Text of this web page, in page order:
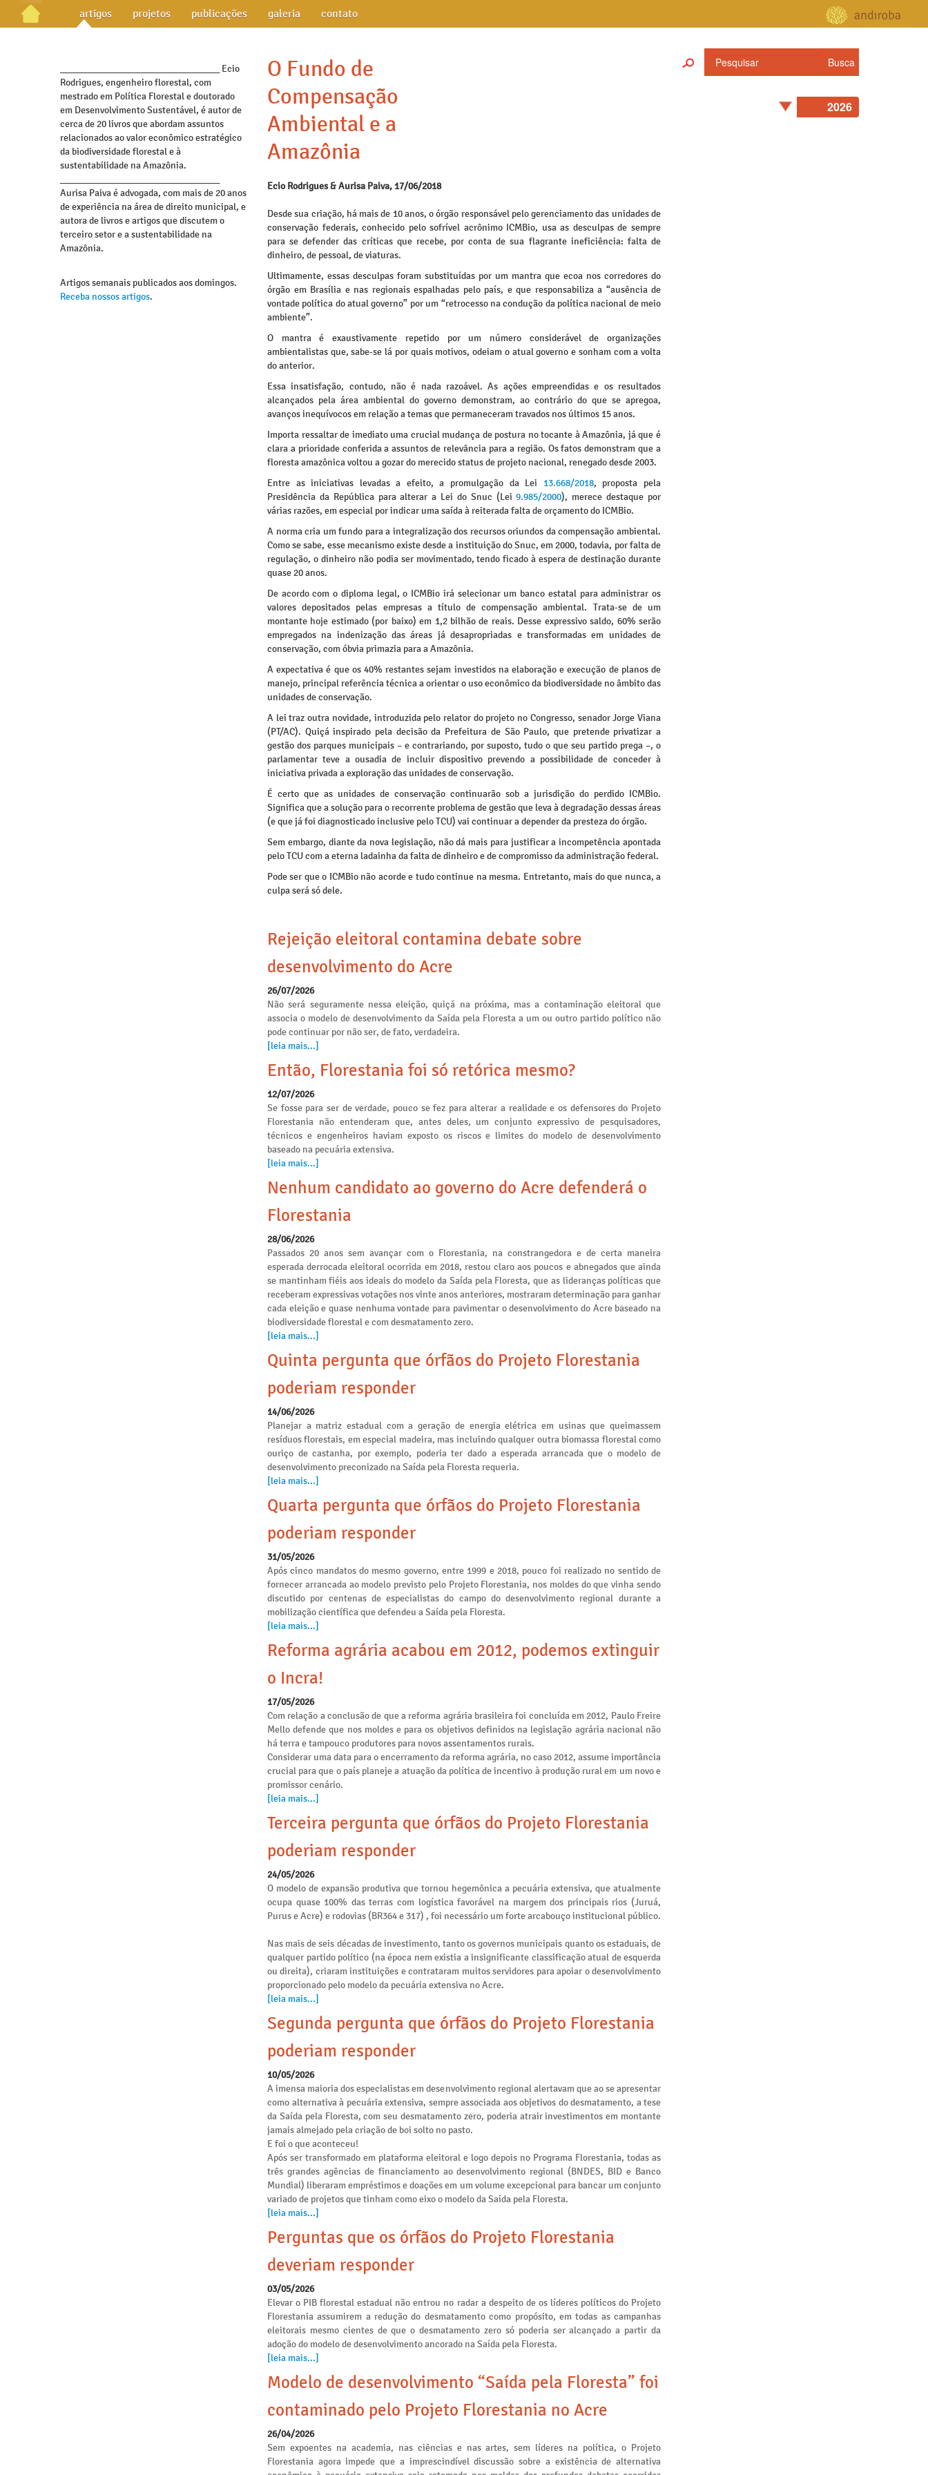
artigos projetos publicações galeria contato
_________________________________ Ecio
Rodrigues, engenheiro florestal, com
mestrado em Política Florestal e doutorado
em Desenvolvimento Sustentável, é autor de
cerca de 20 livros que abordam assuntos
relacionados ao valor econômico estratégico
da biodiversidade florestal e à
sustentabilidade na Amazônia.
Aurisa Paiva é advogada, com mais de 20 anos
de experiência na área de direito municipal, e
autora de livros e artigos que discutem o
terceiro setor e a sustentabilidade na
Amazônia.
Artigos semanais publicados aos domingos.
Receba nossos artigos.
O Fundo de
Compensação
Ambiental e a
Amazônia
Ecio Rodrigues & Aurisa Paiva, 17/06/2018
Desde sua criação, há mais de 10 anos, o órgão responsável pelo gerenciamento das unidades de
conservação federais, conhecido pelo sofrível acrônimo ICMBio, usa as desculpas de sempre
para se defender das críticas que recebe, por conta de sua flagrante ineficiência: falta de
dinheiro, de pessoal, de viaturas.
Ultimamente, essas desculpas foram substituídas por um mantra que ecoa nos corredores do
órgão em Brasília e nas regionais espalhadas pelo país, e que responsabiliza a “ausência de
vontade política do atual governo” por um “retrocesso na condução da política nacional de meio
ambiente”.
O mantra é exaustivamente repetido por um número considerável de organizações
ambientalistas que, sabe-se lá por quais motivos, odeiam o atual governo e sonham com a volta
do anterior.
Essa insatisfação, contudo, não é nada razoável. As ações empreendidas e os resultados
alcançados pela área ambiental do governo demonstram, ao contrário do que se apregoa,
avanços inequívocos em relação a temas que permaneceram travados nos últimos 15 anos.
Importa ressaltar de imediato uma crucial mudança de postura no tocante à Amazônia, já que é
clara a prioridade conferida a assuntos de relevância para a região. Os fatos demonstram que a
floresta amazônica voltou a gozar do merecido status de projeto nacional, renegado desde 2003.
Entre as iniciativas levadas a efeito, a promulgação da Lei 13.668/2018, proposta pela
Presidência da República para alterar a Lei do Snuc (Lei9.985/2000), merece destaque por
várias razões, em especial por indicar uma saída à reiterada falta de orçamento do ICMBio.
A norma cria um fundo para a integralização dos recursos oriundos da compensação ambiental.
Como se sabe, esse mecanismo existe desde a instituição do Snuc, em 2000, todavia, por falta de
regulação, o dinheiro não podia ser movimentado, tendo ficado à espera de destinação durante
quase 20 anos.
De acordo com o diploma legal, o ICMBio irá selecionar um banco estatal para administrar os
valores depositados pelas empresas a título de compensação ambiental. Trata-se de um
montante hoje estimado (por baixo) em 1,2 bilhão de reais. Desse expressivo saldo, 60% serão
empregados na indenização das áreas já desapropriadas e transformadas em unidades de
conservação, com óbvia primazia para a Amazônia.
A expectativa é que os 40% restantes sejam investidos na elaboração e execução de planos de
manejo, principal referência técnica a orientar o uso econômico da biodiversidade no âmbito das
unidades de conservação.
A lei traz outra novidade, introduzida pelo relator do projeto no Congresso, senador Jorge Viana
(PT/AC). Quiçá inspirado pela decisão da Prefeitura de São Paulo, que pretende privatizar a
gestão dos parques municipais – e contrariando, por suposto, tudo o que seu partido prega –, o
parlamentar teve a ousadia de incluir dispositivo prevendo a possibilidade de conceder à
iniciativa privada a exploração das unidades de conservação.
É certo que as unidades de conservação continuarão sob a jurisdição do perdido ICMBio.
Significa que a solução para o recorrente problema de gestão que leva à degradação dessas áreas
(e que já foi diagnosticado inclusive pelo TCU) vai continuar a depender da presteza do órgão.
Sem embargo, diante da nova legislação, não dá mais para justificar a incompetência apontada
pelo TCU com a eterna ladainha da falta de dinheiro e de compromisso da administração federal.
Pode ser que o ICMBio não acorde e tudo continue na mesma. Entretanto, mais do que nunca, a
culpa será só dele.
Rejeição eleitoral contamina debate sobre
desenvolvimento do Acre
26/07/2026
Não será seguramente nessa eleição, quiçá na próxima, mas a contaminação eleitoral que
associa o modelo de desenvolvimento da Saída pela Floresta a um ou outro partido político não
pode continuar por não ser, de fato, verdadeira.
[leia mais...]
Então, Florestania foi só retórica mesmo?
12/07/2026
Se fosse para ser de verdade, pouco se fez para alterar a realidade e os defensores do Projeto
Florestania não entenderam que, antes deles, um conjunto expressivo de pesquisadores,
técnicos e engenheiros haviam exposto os riscos e limites do modelo de desenvolvimento
baseado na pecuária extensiva.
[leia mais...]
Nenhum candidato ao governo do Acre defenderá o
Florestania
28/06/2026
Passados 20 anos sem avançar com o Florestania, na constrangedora e de certa maneira
esperada derrocada eleitoral ocorrida em 2018, restou claro aos poucos e abnegados que ainda
se mantinham fiéis aos ideais do modelo da Saída pela Floresta, que as lideranças políticas que
receberam expressivas votações nos vinte anos anteriores, mostraram determinação para ganhar
cada eleição e quase nenhuma vontade para pavimentar o desenvolvimento do Acre baseado na
biodiversidade florestal e com desmatamento zero.
[leia mais...]
Quinta pergunta que órfãos do Projeto Florestania
poderiam responder
14/06/2026
Planejar a matriz estadual com a geração de energia elétrica em usinas que queimassem
resíduos florestais, em especial madeira, mas incluindo qualquer outra biomassa florestal como
ouriço de castanha, por exemplo, poderia ter dado a esperada arrancada que o modelo de
desenvolvimento preconizado na Saída pela Floresta requeria.
[leia mais...]
Quarta pergunta que órfãos do Projeto Florestania
poderiam responder
31/05/2026
Após cinco mandatos do mesmo governo, entre 1999 e 2018, pouco foi realizado no sentido de
fornecer arrancada ao modelo previsto pelo Projeto Florestania, nos moldes do que vinha sendo
discutido por centenas de especialistas do campo do desenvolvimento regional durante a
mobilização científica que defendeu a Saída pela Floresta.
[leia mais...]
Reforma agrária acabou em 2012, podemos extinguir
o Incra!
17/05/2026
Com relação a conclusão de que a reforma agrária brasileira foi concluída em 2012, Paulo Freire
Mello defende que nos moldes e para os objetivos definidos na legislação agrária nacional não
há terra e tampouco produtores para novos assentamentos rurais.
Considerar uma data para o encerramento da reforma agrária, no caso 2012, assume importância
crucial para que o país planeje a atuação da política de incentivo à produção rural em um novo e
promissor cenário.
[leia mais...]
Terceira pergunta que órfãos do Projeto Florestania
poderiam responder
24/05/2026
O modelo de expansão produtiva que tornou hegemônica a pecuária extensiva, que atualmente
ocupa quase 100% das terras com logística favorável na margem dos principais rios (Juruá,
Purus e Acre) e rodovias (BR364 e 317) , foi necessário um forte arcabouço institucional público.
Nas mais de seis décadas de investimento, tanto os governos municipais quanto os estaduais, de
qualquer partido político (na época nem existia a insignificante classificação atual de esquerda
ou direita), criaram instituições e contrataram muitos servidores para apoiar o desenvolvimento
proporcionado pelo modelo da pecuária extensiva no Acre.
[leia mais...]
Segunda pergunta que órfãos do Projeto Florestania
poderiam responder
10/05/2026
A imensa maioria dos especialistas em desenvolvimento regional alertavam que ao se apresentar
como alternativa à pecuária extensiva, sempre associada aos objetivos do desmatamento, a tese
da Saída pela Floresta, com seu desmatamento zero, poderia atrair investimentos em montante
jamais almejado pela criação de boi solto no pasto.
E foi o que aconteceu!
Após ser transformado em plataforma eleitoral e logo depois no Programa Florestania, todas as
três grandes agências de financiamento ao desenvolvimento regional (BNDES, BID e Banco
Mundial) liberaram empréstimos e doações em um volume excepcional para bancar um conjunto
variado de projetos que tinham como eixo o modelo da Saída pela Floresta.
[leia mais...]
Perguntas que os órfãos do Projeto Florestania
deveriam responder
03/05/2026
Elevar o PIB florestal estadual não entrou no radar a despeito de os líderes políticos do Projeto
Florestania assumirem a redução do desmatamento como propósito, em todas as campanhas
eleitorais mesmo cientes de que o desmatamento zero só poderia ser alcançado a partir da
adoção do modelo de desenvolvimento ancorado na Saída pela Floresta.
[leia mais...]
Modelo de desenvolvimento “Saída pela Floresta” foi
contaminado pelo Projeto Florestania no Acre
26/04/2026
Sem expoentes na academia, nas ciências e nas artes, sem líderes na política, o Projeto
Florestania agora impede que a imprescindível discussão sobre a existência de alternativa